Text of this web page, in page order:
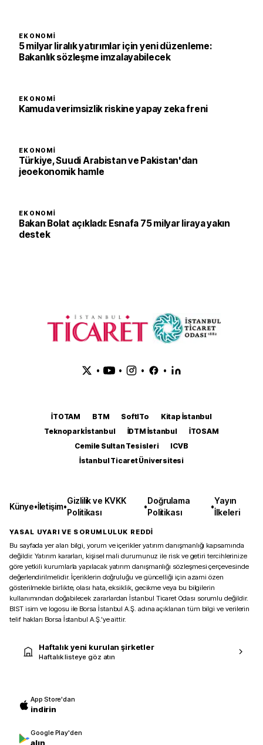
EKONOMI
5 milyar liralık yatırımlar için yeni düzenleme:
Bakanlık sözleşme imzalayabilecek
EKONOMI
Kamuda verimsizlik riskine yapay zeka freni
EKONOMI
Türkiye, Suudi Arabistan ve Pakistan'dan
jeoekonomik hamle
EKONOMI
Bakan Bolat açıkladı: Esnafa 75 milyar liraya yakın
destek
• • • •
İTOTAM BTM SoftITo
Kitap İstanbul
Teknopark İstanbul
İDTM İstanbul
İTOSAM
Cemile Sultan Tesisleri
ICVB
İstanbul Ticaret Üniversitesi
Künye•İletişim•
Gizlilik ve KVKK
Politikası
•
Doğrulama
Politikası
•
Yayın
İlkeleri
YASAL UYARI VE SORUMLULUK REDDİ
Bu sayfada yer alan bilgi, yorum ve içerikler yatırım danışmanlığı kapsamında
değildir. Yatırım kararları, kişisel mali durumunuz ile risk ve getiri tercihlerinize
göre yetkili kurumlarla yapılacak yatırım danışmanlığı sözleşmesi çerçevesinde
değerlendirilmelidir. İçeriklerin doğruluğu ve güncelliği için azami özen
gösterilmekle birlikte, olası hata, eksiklik, gecikme veya bu bilgilerin
kullanımından doğabilecek zararlardan İstanbul Ticaret Odası sorumlu değildir.
BIST isim ve logosu ile Borsa İstanbul A.Ş. adına açıklanan tüm bilgi ve verilerin
telif hakları Borsa İstanbul A.Ş.’ye aittir.
Haftalık yeni kurulan şirketler
Haftalık listeye göz atın
App Store'dan
indirin
Google Play'den
alın